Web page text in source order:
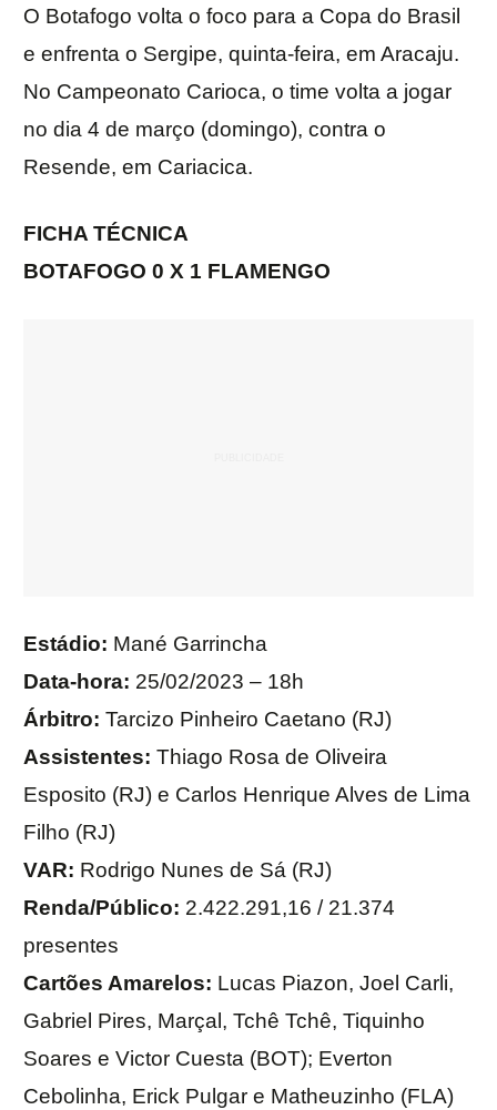
O Botafogo volta o foco para a Copa do Brasil
e enfrenta o Sergipe, quinta-feira, em Aracaju.
No Campeonato Carioca, o time volta a jogar
no dia 4 de março (domingo), contra o
Resende, em Cariacica.
FICHA TÉCNICA
BOTAFOGO 0 X 1 FLAMENGO
Estádio: Mané Garrincha
Data-hora: 25/02/2023 – 18h
Árbitro: Tarcizo Pinheiro Caetano (RJ)
Assistentes: Thiago Rosa de Oliveira
Esposito (RJ) e Carlos Henrique Alves de Lima
Filho (RJ)
VAR: Rodrigo Nunes de Sá (RJ)
Renda/Público: 2.422.291,16 / 21.374
presentes
Cartões Amarelos: Lucas Piazon, Joel Carli,
Gabriel Pires, Marçal, Tchê Tchê, Tiquinho
Soares e Victor Cuesta (BOT); Everton
Cebolinha, Erick Pulgar e Matheuzinho (FLA)